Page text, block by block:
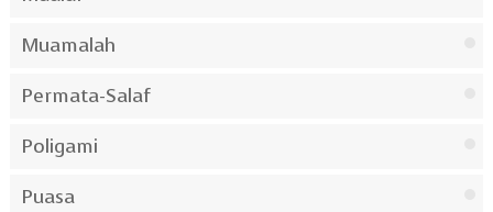
Muamalah
Permata-Salaf
Poligami
Puasa